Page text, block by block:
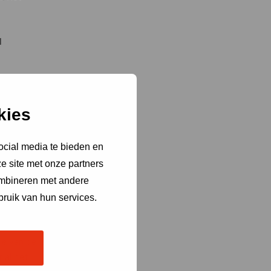
media te bieden en
site met onze partners
met andere
van hun services.
het
van de
het